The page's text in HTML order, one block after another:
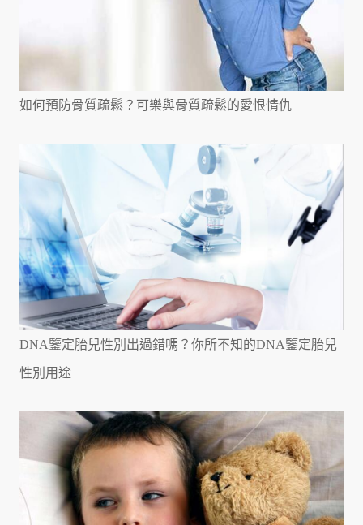
如何預防骨質疏鬆？可樂與骨質疏鬆的愛恨情仇
DNA鑒定胎兒性別出過錯嗎？你所不知的DNA鑒定胎兒
性別用途